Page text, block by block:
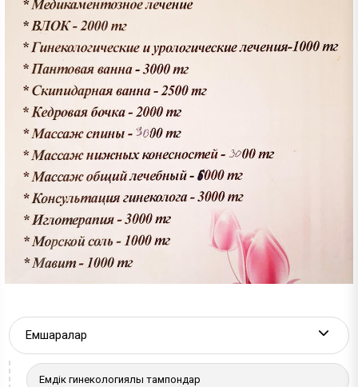
Емшаралар More
Емдік гинекологиялық тампондар